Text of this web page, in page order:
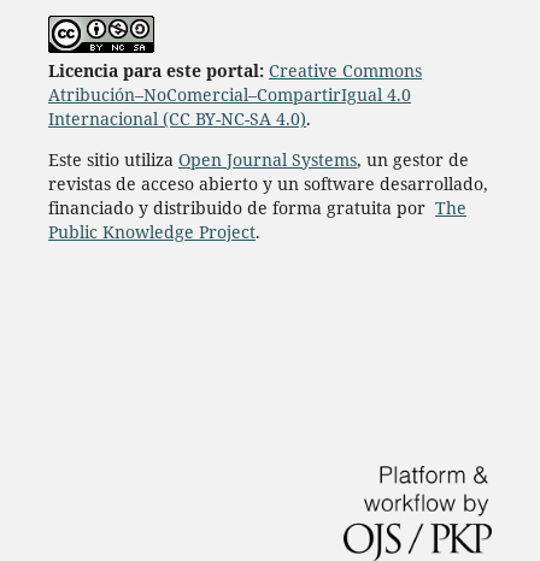
Licencia para este portal: Creative Commons
Atribución–NoComercial–CompartirIgual 4.0
Internacional (CC BY-NC-SA 4.0).
Este sitio utiliza Open Journal Systems, un gestor de
revistas de acceso abierto y un software desarrollado,
financiado y distribuido de forma gratuita por The
Public Knowledge Project.